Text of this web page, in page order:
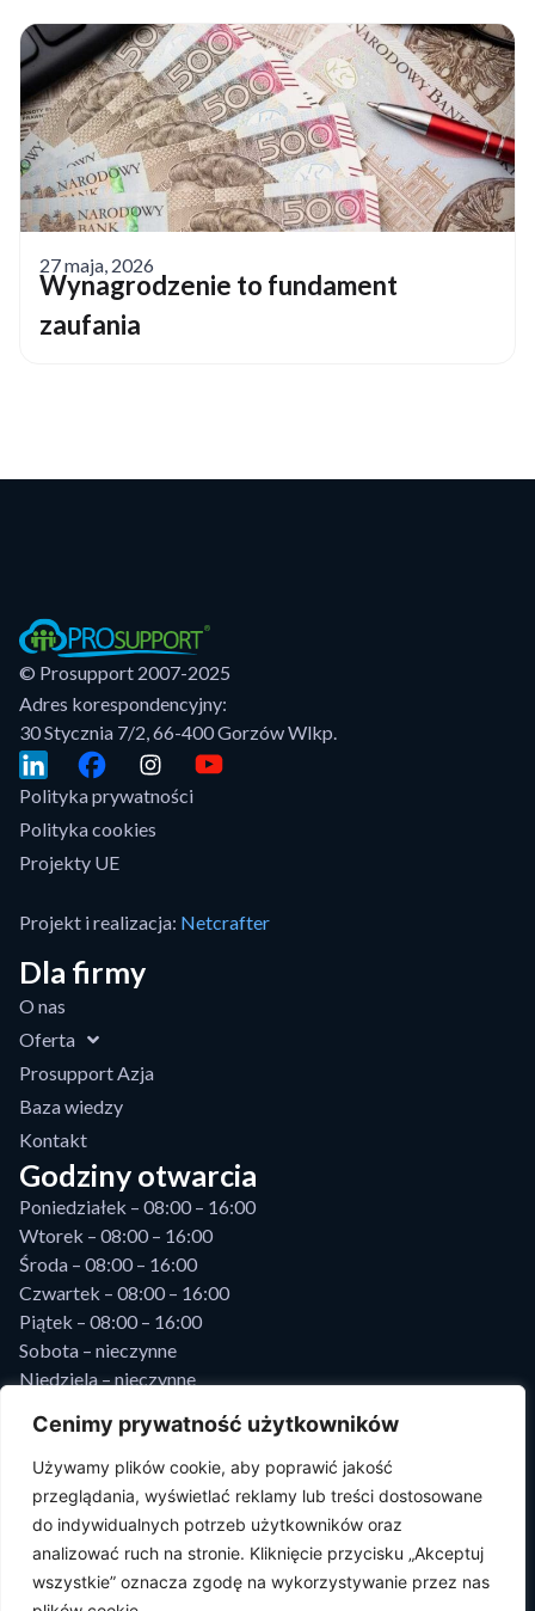
Cenimy prywatność użytkowników
Używamy plików cookie, aby poprawić jakość
przeglądania, wyświetlać reklamy lub treści dostosowane
do indywidualnych potrzeb użytkowników oraz
analizować ruch na stronie. Kliknięcie przycisku „Akceptuj
wszystkie” oznacza zgodę na wykorzystywanie przez nas
27 maja, 2026
Wynagrodzenie to fundament
zaufania
© Prosupport 2007-2025
Adres korespondencyjny:
30 Stycznia 7/2, 66-400 Gorzów Wlkp.
Polityka prywatności
Polityka cookies
Projekty UE
Projekt i realizacja: Netcrafter
Dla firmy
O nas
Oferta
Prosupport Azja
Baza wiedzy
Kontakt
Godziny otwarcia
Poniedziałek – 08:00 – 16:00
Wtorek – 08:00 – 16:00
Środa – 08:00 – 16:00
Czwartek – 08:00 – 16:00
Piątek – 08:00 – 16:00
Sobota – nieczynne
Niedziela – nieczynne
Prosupport
PROSUPPORT Sp z o.o.,
ul. Ozimska 48/49,
45-368 Opole, Sąd Rej. w Zielonej Górze, VIII Wydz. Gosp.,
KRS: 0000472236, NIP: 5993167617, REGON: 081151629,
Kapitał zakł.: 500 000zł